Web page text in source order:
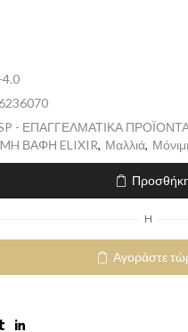
4.0
- ΕΠΑΓΓΕΛΜΑΤΙΚΑ
ΒΑΦΗ ELIXIR, Μαλλιά,
H
Αγοράστε